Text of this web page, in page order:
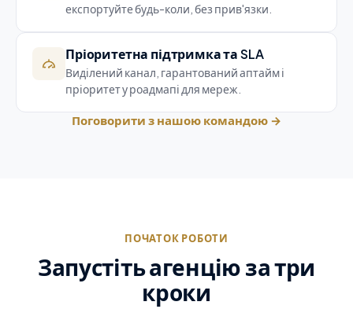
експортуйте будь-коли, без прив'язки.
Пріоритетна підтримка та SLA
Виділений канал, гарантований аптайм і
пріоритет у роадмапі для мереж.
Поговорити з нашою командою →
ПОЧАТОК РОБОТИ
Запустіть агенцію за три
кроки